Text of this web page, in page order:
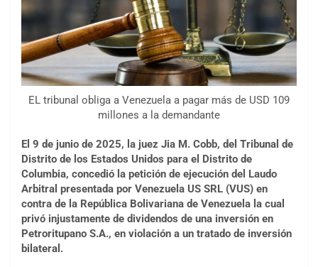
EL tribunal obliga a Venezuela a pagar más de USD 109
millones a la demandante
El 9 de junio de 2025, la juez Jia M. Cobb, del Tribunal de
Distrito de los Estados Unidos para el Distrito de
Columbia, concedió la petición de ejecución del Laudo
Arbitral presentada por Venezuela US SRL (VUS) en
contra de la República Bolivariana de Venezuela la cual
privó injustamente de dividendos de una inversión en
Petroritupano S.A., en violación a un tratado de inversión
bilateral.